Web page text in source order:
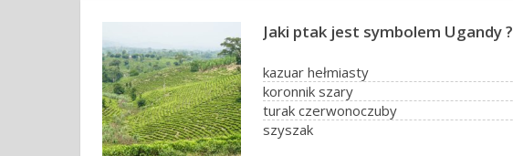
Jaki ptak jest symbolem Ugandy ?
kazuar hełmiasty
koronnik szary
turak czerwonoczuby
szyszak